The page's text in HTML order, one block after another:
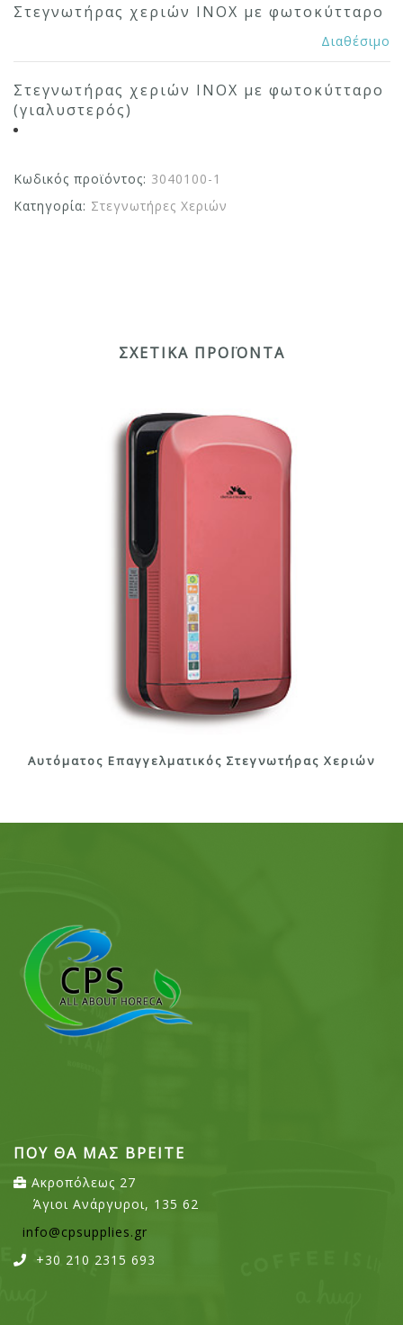
Στεγνωτήρας χεριών ΙΝΟΧ με φωτοκύτταρο
Διαθέσιμο
Στεγνωτήρας χεριών ΙΝΟΧ με φωτοκύτταρο
(γιαλυστερός)
Κωδικός προϊόντος: 3040100-1
Κατηγορία: Στεγνωτήρες Χεριών
ΣΧΕΤΙΚΆ ΠΡΟΪΌΝΤΑ
Αυτόματος Επαγγελματικός Στεγνωτήρας Χεριών
ΠΟΥ ΘΑ ΜΑΣ ΒΡΕΙΤΕ
Ακροπόλεως 27
Άγιοι Ανάργυροι, 135 62
info@cpsupplies.gr
+30 210 2315 693